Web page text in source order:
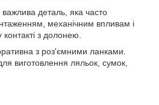
деталь, яка часто
механічним впливам і
з долонею.
з роз'ємними ланками.
виготовлення ляльок, сумок,